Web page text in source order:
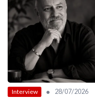
Interview • 28/07/2026